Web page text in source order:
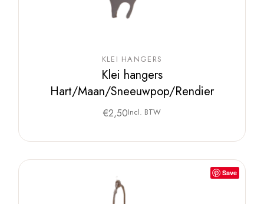
KLEI HANGERS
Klei hangers
Hart/Maan/Sneeuwpop/Rendier
€2,50Incl. BTW
Save